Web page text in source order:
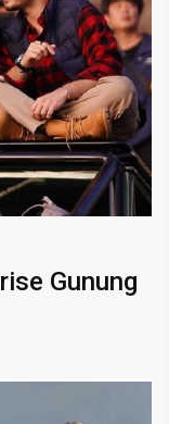
Gunung